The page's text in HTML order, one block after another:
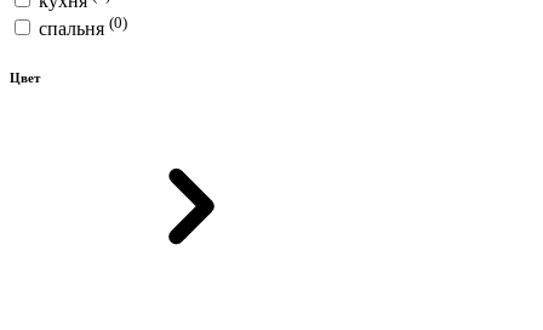
спальня (0)
Цвет